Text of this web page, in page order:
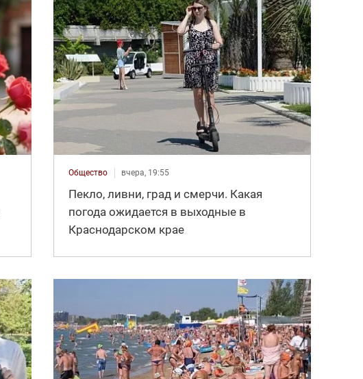
Общество вчера, 19:55
Пекло, ливни, град и смерчи. Какая
погода ожидается в выходные в
Краснодарском крае